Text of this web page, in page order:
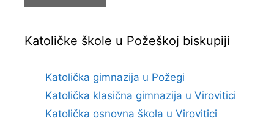
Katoličke škole u Požeškoj biskupiji
Katolička gimnazija u Požegi
Katolička klasična gimnazija u Virovitici
Katolička osnovna škola u Virovitici